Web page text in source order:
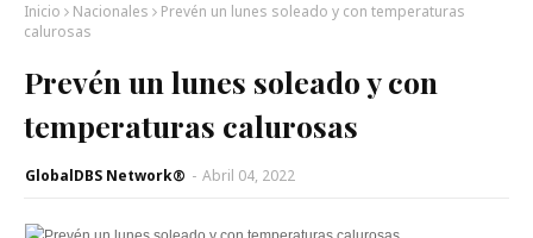
Inicio Nacionales
Prevén un lunes soleado y con temperaturas
calurosas
Prevén un lunes soleado y con
temperaturas calurosas
GlobalDBS Network® - Abril 04, 2022